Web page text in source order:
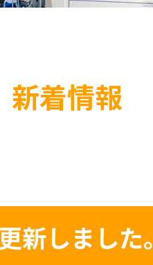
新着情報
新しまし